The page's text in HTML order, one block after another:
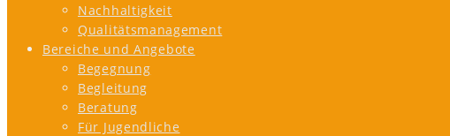
Nachhaltigkeit
Qualitätsmanagement
Bereiche und Angebote
Begegnung
Begleitung
Beratung
Für Jugendliche